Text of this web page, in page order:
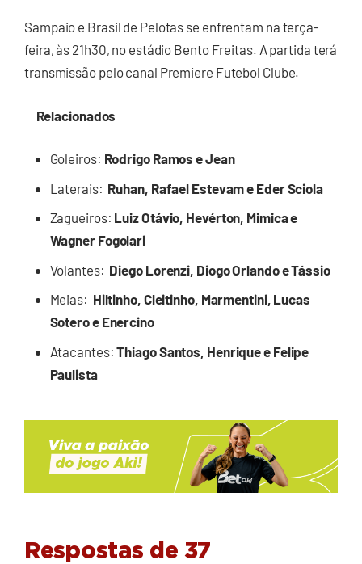
Sampaio e Brasil de Pelotas se enfrentam na terça-
feira, às 21h30, no estádio Bento Freitas. A partida terá
transmissão pelo canal Premiere Futebol Clube.
Relacionados
Goleiros: Rodrigo Ramos e Jean
Laterais: Ruhan, Rafael Estevam e Eder Sciola
Zagueiros: Luiz Otávio, Hevérton, Mimica e
Wagner Fogolari
Volantes: Diego Lorenzi, Diogo Orlando e Tássio
Meias: Hiltinho, Cleitinho, Marmentini, Lucas
Sotero e Enercino
Atacantes:Thiago Santos, Henrique e Felipe
Paulista
Respostas de 37